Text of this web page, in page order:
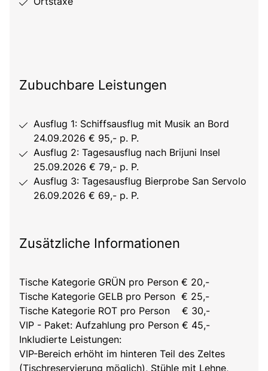
Zubuchbare Leistungen
Ausflug 1: Schiffsausflug mit Musik an Bord
24.09.2026 € 95,- p. P.
Ausflug 2: Tagesausflug nach Brijuni Insel
25.09.2026 € 79,- p. P.
Ausflug 3: Tagesausflug Bierprobe San Servolo
26.09.2026 € 69,- p. P.
Zusätzliche Informationen
Tische Kategorie GRÜN pro Person € 20,-
Tische Kategorie GELB pro Person € 25,-
Tische Kategorie ROT pro Person € 30,-
VIP - Paket: Aufzahlung pro Person € 45,-
Inkludierte Leistungen:
VIP-Bereich erhöht im hinteren Teil des Zeltes
(Tischreservierung möglich), Stühle mit Lehne,